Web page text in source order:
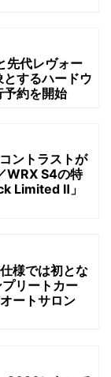
先代レヴォー
するハードウ
予約を開始
ントラストが
WRX S4の特
Limited Ⅱ」
様では初とな
リートカー
ートサロン